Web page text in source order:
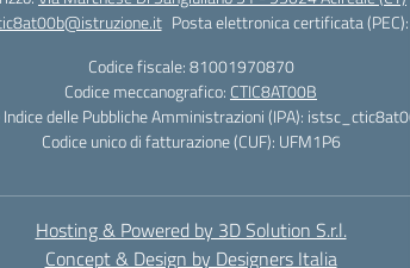
Posta elettronica certificata (PEC):
Codice fiscale: 81001970870
Codice meccanografico: CTIC8AT00B
Indice delle Pubbliche Amministrazioni (IPA):
Codice unico di fatturazione (CUF): UFM1P6
Hosting & Powered by 3D Solution S.r.l.
Concept & Design by Designers Italia